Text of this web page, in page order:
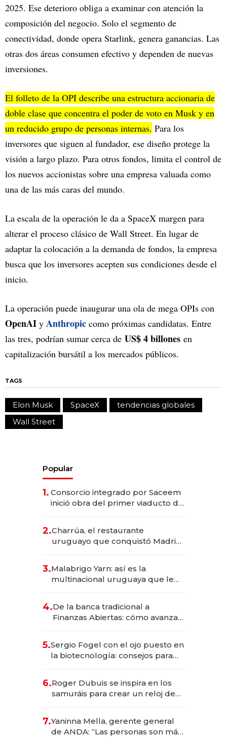
2025. Ese deterioro obliga a examinar con atención la
composición del negocio. Solo el segmento de
conectividad, donde opera Starlink, genera ganancias. Las
otras dos áreas consumen efectivo y dependen de nuevas
inversiones.
El folleto de la OPI describe una estructura accionaria de
doble clase que concentra el poder de voto en Musk y en
un reducido grupo de personas internas. Para los
inversores que siguen al fundador, ese diseño protege la
visión a largo plazo. Para otros fondos, limita el control de
los nuevos accionistas sobre una empresa valuada como
una de las más caras del mundo.
La escala de la operación le da a SpaceX margen para
alterar el proceso clásico de Wall Street. En lugar de
adaptar la colocación a la demanda de fondos, la empresa
busca que los inversores acepten sus condiciones desde el
inicio.
La operación puede inaugurar una ola de mega OPIs con
OpenAI y Anthropic como próximas candidatas. Entre
las tres, podrían sumar cerca de US$ 4 billones en
capitalización bursátil a los mercados públicos.
TAGS
Elon Musk SpaceX
tendencias globales
Wall Street
Popular
1. Consorcio integrado por Saceem
inició obra del primer viaducto de
millones
2.Charrúa, el restaurante
uruguayo que conquistó Madrid:
anticipación y prepara apertura
3.Malabrigo Yarn: así es la
multinacional uruguaya que le
4.De la banca tradicional a
Finanzas Abiertas: cómo avanza
5.Sergio Fogel con el ojo puesto en
la biotecnología: consejos para
6.Roger Dubuis se inspira en los
samuráis para crear un reloj de
7.Yaninna Mella, gerente general
de ANDA: “Las personas son más